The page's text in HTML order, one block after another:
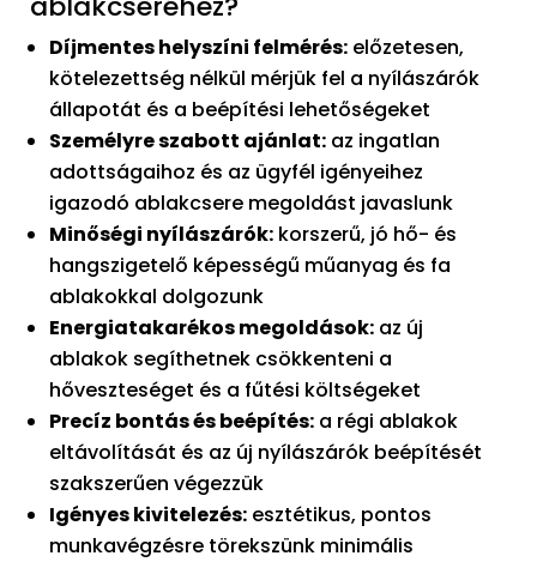
Díjmentes helyszíni felmérés: előzetesen,
kötelezettség nélkül mérjük fel a nyílászárók
állapotát és a beépítési lehetőségeket
Személyre szabott ajánlat: az ingatlan
adottságaihoz és az ügyfél igényeihez
igazodó ablakcsere megoldást javaslunk
Minőségi nyílászárók: korszerű, jó hő- és
hangszigetelő képességű műanyag és fa
ablakokkal dolgozunk
Energiatakarékos megoldások: az új
ablakok segíthetnek csökkenteni a
hőveszteséget és a fűtési költségeket
Precíz bontás és beépítés: a régi ablakok
eltávolítását és az új nyílászárók beépítését
szakszerűen végezzük
Igényes kivitelezés: esztétikus, pontos
munkavégzésre törekszünk minimális